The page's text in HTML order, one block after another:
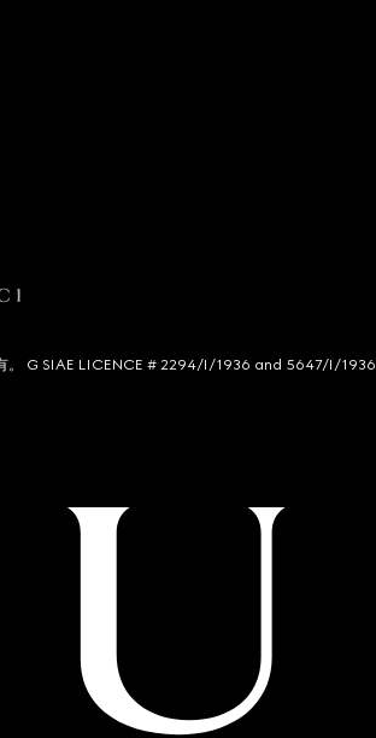
。 G SIAE LICENCE # 2294/I/1936 and 5647/I/1936